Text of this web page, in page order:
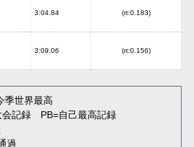
3:04.84 (rt:0.183)
3:09.06 (rt:0.156)
季世界最高
会記録 PB=自己最高記録
過